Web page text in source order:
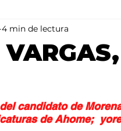
Portada 2
4 min de lectura
candidato de
de Ahome;